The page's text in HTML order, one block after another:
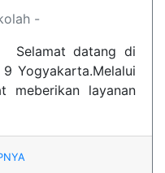
-
Selamat datang di
Yogyakarta.Melalui
meberikan layanan